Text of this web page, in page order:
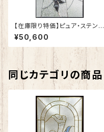
【在庫限り特価】ピュア・ステンド
グラスSH-A22
¥50,600
同じカテゴリの商品